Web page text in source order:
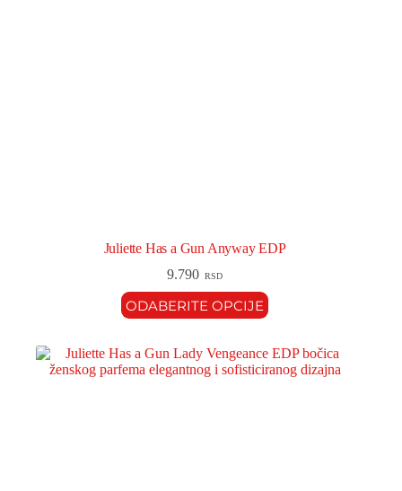
Juliette Has a Gun Anyway EDP
9.790 RSD
ODABERITE OPCIJE